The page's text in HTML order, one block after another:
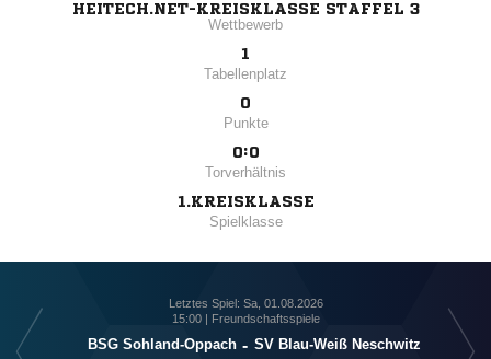
HEITECH.NET-KREISKLASSE STAFFEL 3
Wettbewerb
1
Tabellenplatz
0
Punkte
0:0
Torverhältnis
1.KREISKLASSE
Spielklasse
Letztes Spiel: Sa, 01.08.2026
15:00 | Freundschaftsspiele
BSG Sohland-Oppach - SV Blau-Weiß Neschwitz